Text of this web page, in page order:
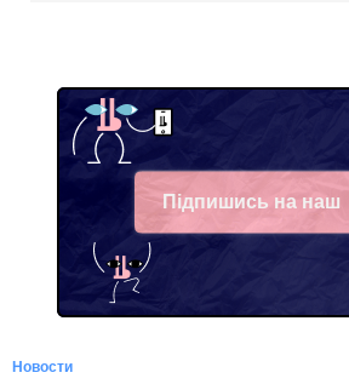
Підпишись на наш
Telegram
Новости